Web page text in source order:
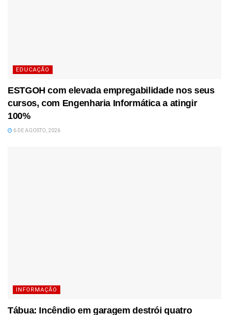
EDUCAÇÃO
ESTGOH com elevada empregabilidade nos seus
cursos, com Engenharia Informática a atingir
100%
6 DE AGOSTO, 2026
INFORMAÇÃO
Tábua: Incêndio em garagem destrói quatro